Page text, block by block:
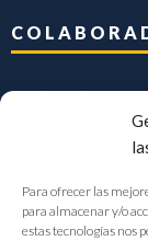
Para ofrecer las
para almacenar y/o
estas tecnologías nos